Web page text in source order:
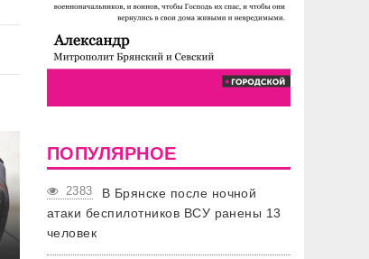
ПОПУЛЯРНОЕ
2383
В Брянске после ночной
атаки беспилотников ВСУ ранены 13
человек